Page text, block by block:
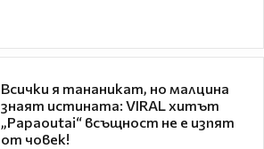
Всички я тананикат, но малцина
знаят истината: VIRAL хитът
„Papaoutai“ всъщност не е изпят
от човек!